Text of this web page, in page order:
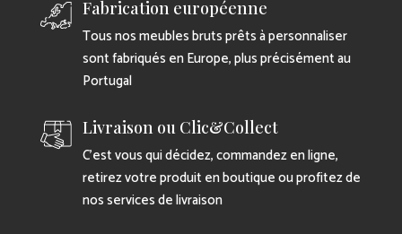
Fabrication européenne
Tous nos meubles bruts prêts à personnaliser
sont fabriqués en Europe, plus précisément au
Portugal
Livraison ou Clic&Collect
C’est vous qui décidez, commandez en ligne,
retirez votre produit en boutique ou profitez de
nos services de livraison